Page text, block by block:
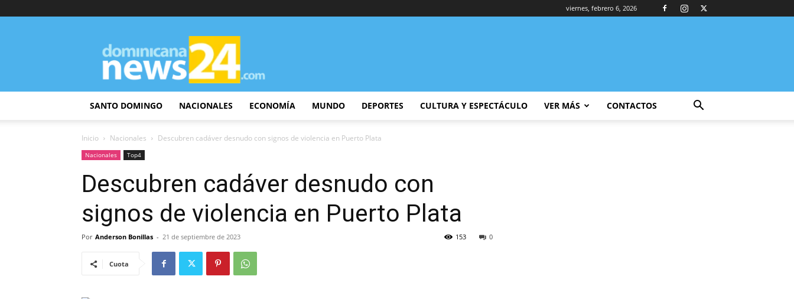
viernes, febrero 6, 2026
DominicanaNews24
SANTO DOMINGO NACIONALES ECONOMÍA MUNDO DEPORTES CULTURA Y ESPECTÁCULO VER MÁS CONTACTOS
Inicio Nacionales Descubren cadáver desnudo con signos de violencia en Puerto Plata
Nacionales Top4
Descubren cadáver desnudo con
signos de violencia en Puerto Plata
Por Anderson Bonillas - 21 de septiembre de 2023 0
153
Cuota